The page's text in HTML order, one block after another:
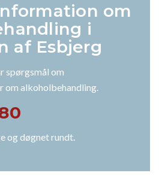
om
i
af Esbjerg
spørgsmål om
om alkoholbehandling.
og døgnet rundt.